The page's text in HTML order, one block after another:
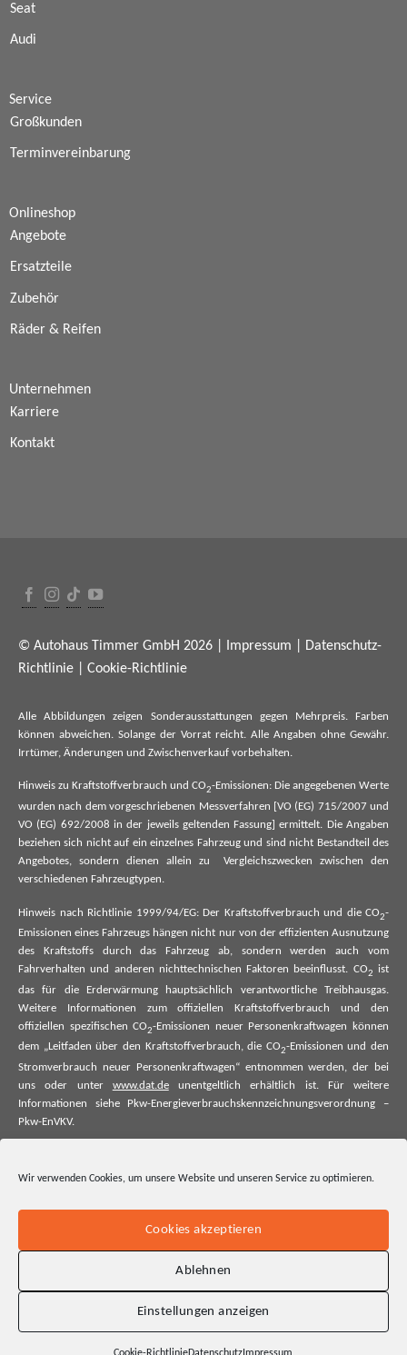
Wir verwenden Cookies, um unsere Website und unseren Service zu optimieren.
Cookies akzeptieren
Ablehnen
Einstellungen anzeigen
Seat
Audi
Service
Großkunden
Terminvereinbarung
Onlineshop
Angebote
Ersatzteile
Zubehör
Räder & Reifen
Unternehmen
Karriere
Kontakt
© Autohaus Timmer GmbH 2026 | Impressum
Datenschutz-
Richtlinie
Cookie-Richtlinie
Alle Abbildungen zeigen Sonderausstattungen gegen Mehrpreis. Farben
können abweichen. Solange der Vorrat reicht. Alle Angaben ohne Gewähr.
Irrtümer, Änderungen und Zwischenverkauf vorbehalten.
Hinweis zu Kraftstoffverbrauch und CO2-Emissionen: Die angegebenen Werte
wurden nach dem vorgeschriebenen Messverfahren [VO (EG) 715/2007 und
VO (EG) 692/2008 in der jeweils geltenden Fassung] ermittelt. Die Angaben
beziehen sich nicht auf ein einzelnes Fahrzeug und sind nicht Bestandteil des
Angebotes, sondern dienen allein zu Vergleichszwecken zwischen den
verschiedenen Fahrzeugtypen.
Hinweis nach Richtlinie 1999/94/EG: Der Kraftstoffverbrauch und die CO2-
Emissionen eines Fahrzeugs hängen nicht nur von der effizienten Ausnutzung
des Kraftstoffs durch das Fahrzeug ab, sondern werden auch vom
Fahrverhalten und anderen nichttechnischen Faktoren beeinflusst. CO2
ist
das für die Erderwärmung hauptsächlich verantwortliche Treibhausgas.
Weitere Informationen zum offiziellen Kraftstoffverbrauch und den
offiziellen spezifischen CO2-Emissionen neuer Personenkraftwagen können
dem „Leitfaden über den Kraftstoffverbrauch, die CO2-Emissionen und den
Stromverbrauch neuer Personenkraftwagen“ entnommen werden, der bei
uns oder unter www.dat.deunentgeltlich erhältlich ist. Für weitere
Informationen siehe Pkw-Energieverbrauchskennzeichnungsverordnung –
Pkw-EnVKV.
offiziellen spezifischen CO₂-Emissionen und ggf. zum Stromverbrauch neuer
offiziellen spezifischen CO₂-Emissionen und den offiziellen Stromverbrauch
neuer Pkw entnommen werden. Dieser ist an allen Verkaufsstellen und bei
der Deutschen Automobil Treuhand GmbH unentgeltlich erhältlich, sowie